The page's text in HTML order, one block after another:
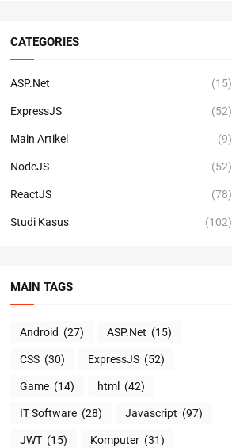
CATEGORIES
ASP.Net (15)
ExpressJS (52)
Main Artikel (9)
NodeJS (52)
ReactJS (78)
Studi Kasus (102)
MAIN TAGS
Android (27) ASP.Net (15)
CSS (30) ExpressJS (52)
Game (14) html (42)
IT Software (28) Javascript (97)
JWT (15) Komputer (31)